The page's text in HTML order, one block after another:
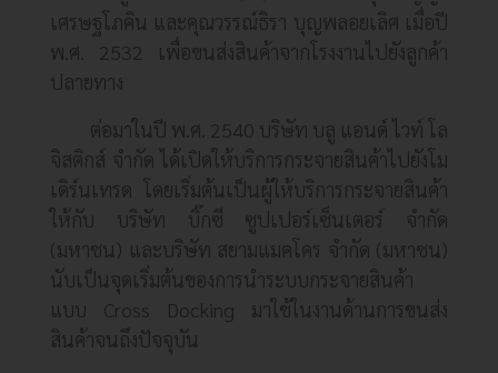
เศรษฐโภคิน และคุณวรรณ์ธิรา บุญพลอยเลิศ เมื่อปี
พ.ศ. 2532 เพื่อขนส่งสินค้าจากโรงงานไปยังลูกค้า
ปลายทาง
ต่อมาในปี พ.ศ. 2540 บริษัท บลู แอนด์ ไวท์ โล
จิสติกส์ จำกัด ได้เปิดให้บริการกระจายสินค้าไปยังโม
เดิร์นเทรด โดยเริ่มต้นเป็นผู้ให้บริการกระจายสินค้า
ให้กับ บริษัท บิ๊กซี ซูปเปอร์เซ็นเตอร์ จำกัด
(มหาชน) และบริษัท สยามแมคโคร จำกัด (มหาชน)
นับเป็นจุดเริ่มต้นของการนำระบบกระจายสินค้า
แบบ Cross Docking มาใช้ในงานด้านการขนส่ง
สินค้าจนถึงปัจจุบัน